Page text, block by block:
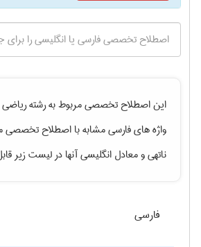
این اصطلاح تخصصی مربوط به رشتهرياضی
واژه های فارسی مشابه با اصطلاح تخصصی
ناتهیو معادل انگلیسی آنها در لیست زیر
فارسی